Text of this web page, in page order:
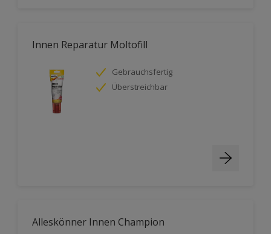
Innen Reparatur Moltofill
Gebrauchsfertig
Überstreichbar
Alleskönner Innen Champion